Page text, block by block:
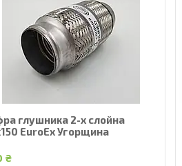
глушника 2-х слойна
EuroEx Угорщина
₴